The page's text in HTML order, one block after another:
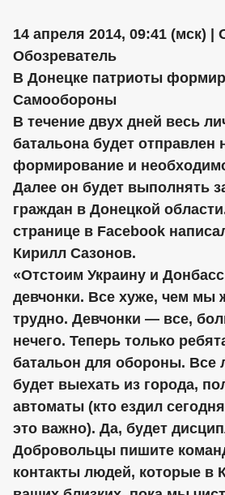
14 апреля 2014, 09:41 (мск) |
Обозреватель
В Донецке патриоты
Самообороны
В течение двух дней весь
батальона будет отправлен
формирование и
Далее он будет выполнять
граждан в Донецкой
странице в Facebook
Кирилл Сазонов.
«Отстоим Украину и
девчонки. Все хуже, чем мы
трудно. Девчонки — все,
нечего. Теперь только
батальон для обороны. Все
будет выехать из города,
автоматы (кто ездил
это важно). Да, будет
Добровольцы пишите
контакты людей, которые в